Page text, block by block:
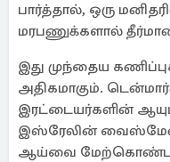
பார்த்தால், ஒரு
மரபணுக்களால்
இது முந்தைய
அதிகமாகும்.
இரட்டையர்களின்
இஸ்ரேலின் வைஸ்மேன்
ஆய்வை